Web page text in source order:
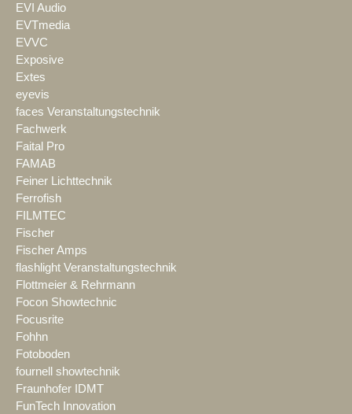
EVI Audio
EVTmedia
EVVC
Exposive
Extes
eyevis
faces Veranstaltungstechnik
Fachwerk
Faital Pro
FAMAB
Feiner Lichttechnik
Ferrofish
FILMTEC
Fischer
Fischer Amps
flashlight Veranstaltungstechnik
Flottmeier & Rehrmann
Focon Showtechnic
Focusrite
Fohhn
Fotoboden
fournell showtechnik
Fraunhofer IDMT
FunTech Innovation